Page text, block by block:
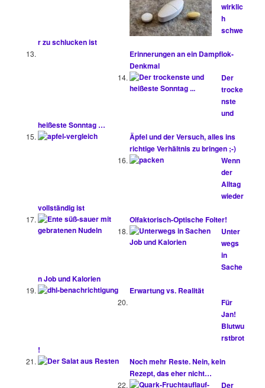
wirklic
h
schwe
r zu schlucken ist
Erinnerungen an ein Dampflok-
Denkmal
Der
trocke
nste
und
heißeste Sonntag …
Äpfel und der Versuch, alles ins
richtige Verhältnis zu bringen ;-)
Wenn
der
Alltag
wieder
vollständig ist
Olfaktorisch-Optische Folter!
Unter
wegs
in
Sache
n Job und Kalorien
Erwartung vs. Realität
Für
Jan!
Blutwu
rstbrot
!
Noch mehr Reste. Nein, kein
Rezept, das eher nicht…
Der